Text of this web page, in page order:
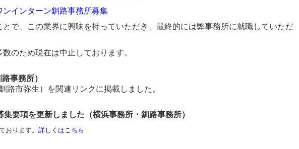
ンインターン釧路事務所募集
で、この業界に興味を持っていただき、最終的には弊事務所に就職していただ
のため現在は中止しております。
事務所）
路市弥生）を関連リンクに掲載しました。
要項を更新しました（横浜事務所・釧路事務所）
おります。 詳しくはこちら